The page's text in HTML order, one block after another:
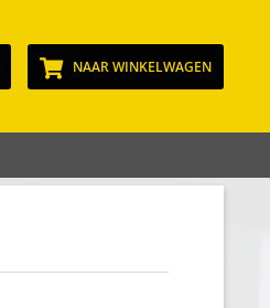
NAAR WINKELWAGEN